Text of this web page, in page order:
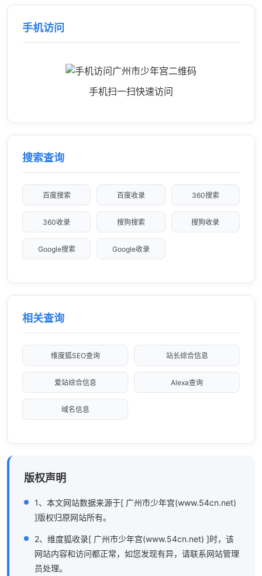
手机访问
手机扫一扫快速访问
搜索查询
百度搜索 百度收录 360搜索
360收录 搜狗搜索 搜狗收录
Google搜索 Google收录
相关查询
维度狐SEO查询 站长综合信息
爱站综合信息 Alexa查询
域名信息
版权声明
1、本文网站数据来源于[ 广州市少年宫(www.54cn.net)
]版权归原网站所有。
2、维度狐收录[ 广州市少年宫(www.54cn.net) ]时，该
网站内容和访问都正常，如您发现有异，请联系网站管理
员处理。